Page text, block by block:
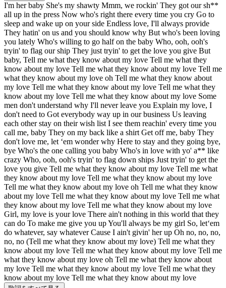
I'm her baby She's my shawty Mmm, we rockin' They got our sh**
all up in the press Now who's right there every time you cry Go to
sleep and wake up on your side Endless love, I'll always provide
They hatin' on us and you should know why But who's been loving
you lately Who's willing to go half on the baby Who, ooh, ooh's
tryin' to flag our ship They just tryin' to get the love you give But
baby, Tell me what they know about my love Tell me what they
know about my love Tell me what they know about my love Tell me
what they know about my love oh Tell me what they know about
my love Tell me what they know about my love Tell me what they
know about my love Tell me what they know about my love Some
men don't understand why I'll never leave you Explain my love, I
don't need to Got everybody way up in our business Us leaving
each other stay on their wish list I see them reachin' every time you
call me, baby They on my back like a shirt Get off me, baby They
don't love me, let ‘em wonder why Here to stay and they going bye,
bye Who's the one calling you baby Who's in love with yo' a** like
crazy Who, ooh, ooh's tryin' to flag down ships Just tryin' to get the
love you give Tell me what they know about my love Tell me what
they know about my love Tell me what they know about my love
Tell me what they know about my love oh Tell me what they know
about my love Tell me what they know about my love Tell me what
they know about my love Tell me what they know about my love
Girl, my love is your love There ain't nothing in this world that they
can do To make me give you up You'll always be my girl So, let‘em
do whatever, say whatever Cause I ain't givin' her up Oh no, no, no,
no, no (Tell me what they know about my love) Tell me what they
know about my love Tell me what they know about my love Tell me
what they know about my love oh Tell me what they know about
my love Tell me what they know about my love Tell me what they
know about my love Tell me what they know about my love